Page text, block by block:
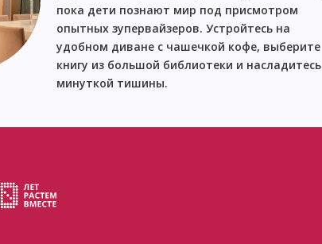
пока дети познают мир под присмотром
опытных зупервайзеров. Устройтесь на
удобном диване с чашечкой кофе, выберите
книгу из большой библиотеки и насладитесь
минуткой тишины.